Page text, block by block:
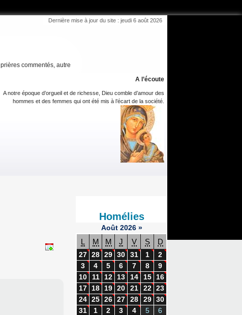
Dernière mise à jour du site : jeudi 6 août 2026
commentés, autre
A l’écoute
A notre époque d’orgueil et de richesse, Dieu comble d’amour des
hommes et des femmes qui ont été mis à l’écart de la société.
Homélies
Août 2026 »
L M M J V S D
27 28 29 30 31 1
2
3
4 5 6 7 8
9
10
11 12 13 14 15
16
17
18 19 20 21 22 23
24 25 26 27 28 29 30
31
1 2 3 4 5 6